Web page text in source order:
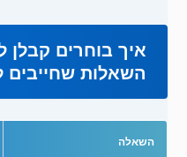
איך בוחרים קבלן
השאלות שחייבים
השאלה